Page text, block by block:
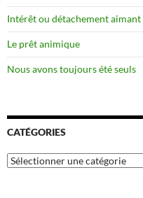
Intérêt ou détachement aimant
Le prêt animique
Nous avons toujours été seuls
CATÉGORIES
Catégories